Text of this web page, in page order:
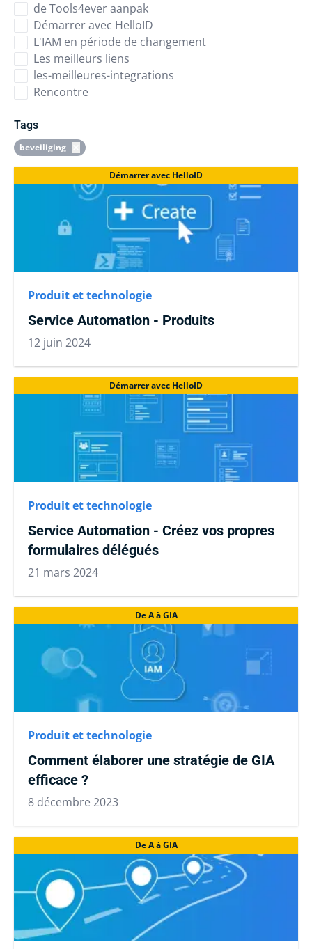
de Tools4ever aanpak
Démarrer avec HelloID
L'IAM en période de changement
Les meilleurs liens
les-meilleures-integrations
Rencontre
Tags
beveiliging
Démarrer avec HelloID
Produit et technologie
Service Automation - Produits
12 juin 2024
Démarrer avec HelloID
Produit et technologie
Service Automation - Créez vos propres
formulaires délégués
21 mars 2024
De A à GIA
Produit et technologie
Comment élaborer une stratégie de GIA
efficace ?
8 décembre 2023
De A à GIA